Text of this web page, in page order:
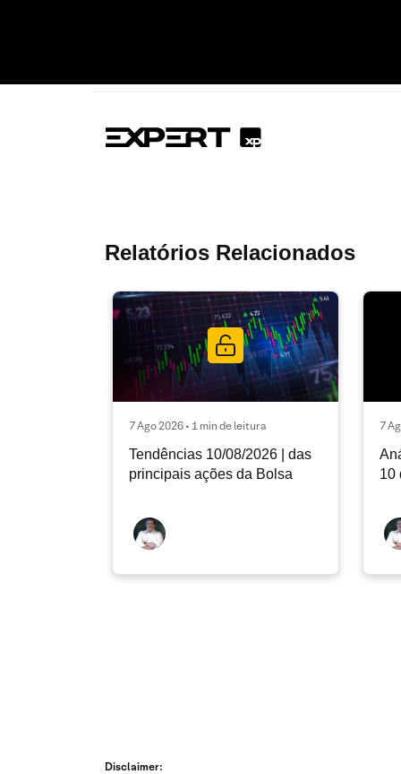
Relatórios Relacionados
7 Ago 2026 • 1 min de leitura
Tendências 10/08/2026 | das
principais ações da Bolsa
7
10
Disclaimer: